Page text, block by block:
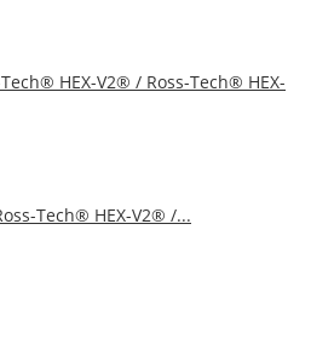
HEX-V2® / Ross-Tech® HEX-